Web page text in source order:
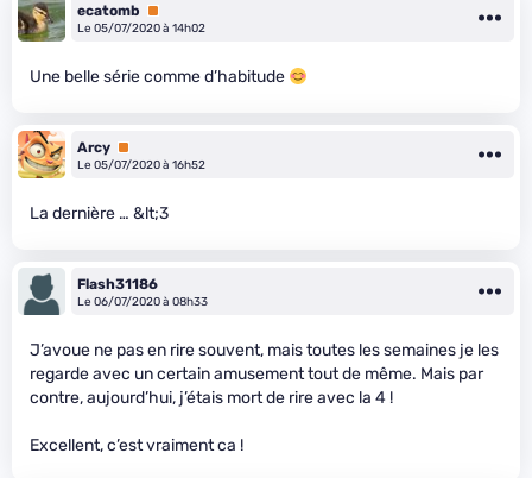
ecatomb
Premium
Le 05/07/2020 à 14h02
Une belle série comme d’habitude
Arcy Premium
Le 05/07/2020 à 16h52
La dernière … &lt;3
Flash31186
Le 06/07/2020 à 08h33
J’avoue ne pas en rire souvent, mais toutes les semaines je les
regarde avec un certain amusement tout de même. Mais par
contre, aujourd’hui, j’étais mort de rire avec la 4 !
Excellent, c’est vraiment ca !